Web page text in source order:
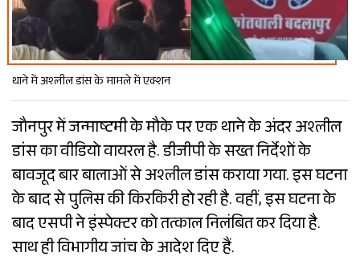
थाने में अश्लील डांस के मामले में एक्शन
जौनपुर में जन्माष्टमी के मौके पर एक थाने के अंदर अश्लील
डांस का वीडियो वायरल है. डीजीपी के सख्त निर्देशों के
बावजूद बार बालाओं से अश्लील डांस कराया गया. इस घटना
के बाद से पुलिस की किरकिरी हो रही है. वहीं, इस घटना के
बाद एसपी ने इंस्पेक्टर को तत्काल निलंबित कर दिया है.
साथ ही विभागीय जांच के आदेश दिए हैं.